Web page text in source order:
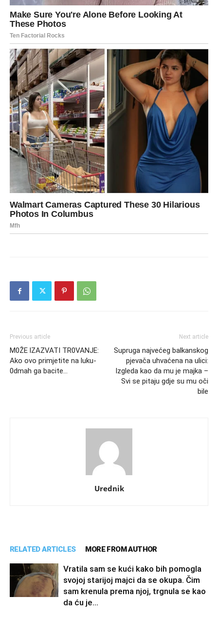
Previous article
M0ŽE lZAZVATI TR0VANJE:
Ako ovo primjetite na luku-
0dmah ga bacite…
Next article
Supruga najvećeg balkanskog
pjevača uhvaćena na ulici:
Izgleda kao da mu je majka –
Svi se pitaju gdje su mu oči
bile
Urednik
RELATED ARTICLES MORE FROM AUTHOR
Vratila sam se kući kako bih pomogla
svojoj starijoj majci da se okupa. Čim
sam krenula prema njoj, trgnula se kao
da ću je...